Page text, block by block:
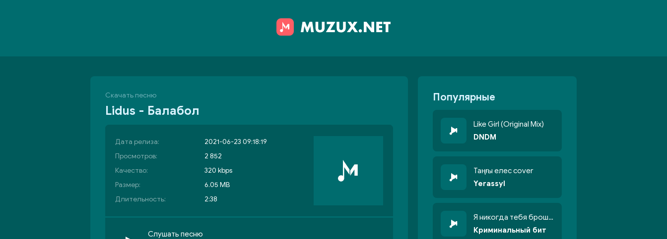
Скачать песню
Lidus - Балабол
Дата релиза:
2021-06-23 09:18:19
Просмотров:
2 852
Качество:
320 kbps
Размер:
6.05 MB
Длительность:
2:38
Слушать песню
Популярные
Like Girl (Original Mix)
DNDM
Таңғы елес cover
Yerassyl
Я никогда тебя брошу никогда не кину
Криминальный бит